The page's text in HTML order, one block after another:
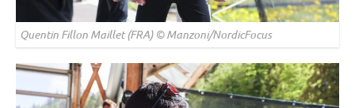
Quentin Fillon Maillet (FRA) © Manzoni/NordicFocus